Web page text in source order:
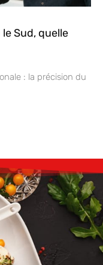
Sud, quelle
: la précision du